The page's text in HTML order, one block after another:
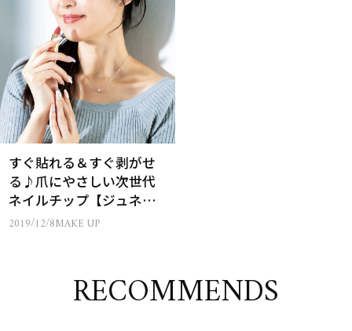
すぐ貼れる＆すぐ剥がせ
る♪爪にやさしい次世代
ネイルチップ【ジュネ
ル】がおしゃれでかわい
2019/12/8MAKE UP
RECOMMENDS